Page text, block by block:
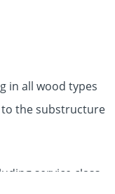
in all wood types
the substructure
service class